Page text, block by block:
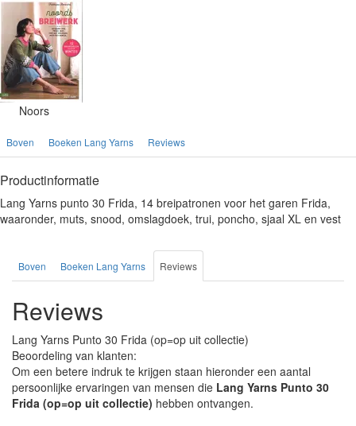
Noors
Boven Boeken Lang Yarns Reviews
Productinformatie
Lang Yarns punto 30 Frida, 14 breipatronen voor het garen Frida,
waaronder, muts, snood, omslagdoek, trui, poncho, sjaal XL en vest
Boven Boeken Lang Yarns Reviews
Reviews
Lang Yarns Punto 30 Frida (op=op uit collectie)
Beoordeling van klanten:
Om een betere indruk te krijgen staan hieronder een aantal
persoonlijke ervaringen van mensen die Lang Yarns Punto 30
Frida (op=op uit collectie) hebben ontvangen.